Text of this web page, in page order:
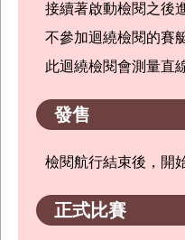
接續著啟動檢閱之後
不參加迴繞檢閱的賽
此迴繞檢閱會測量直
發售
檢閱航行結束後，開
正式比賽